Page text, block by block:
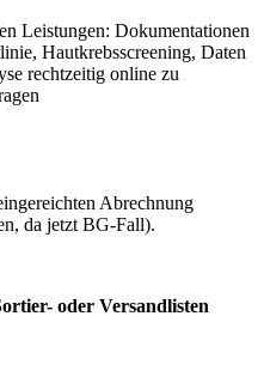
Leistungen: Dokumentationen
Hautkrebsscreening, Daten
rechtzeitig online zu
Abrechnung
da jetzt BG-Fall).
oder Versandlisten